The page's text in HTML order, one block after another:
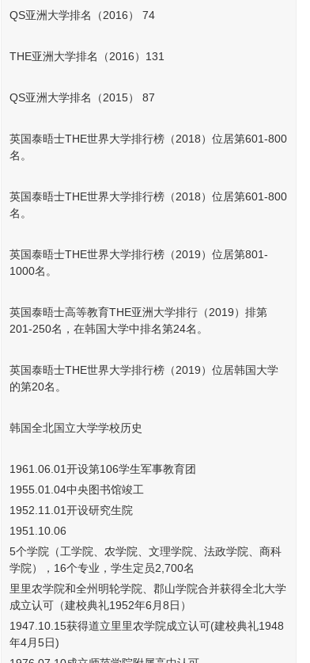
QS亚洲大学排名（2016） 74
THE亚洲大学排名（2016）131
QS亚洲大学排名（2015） 87
英国泰晤士THE世界大学排行榜（2018）位居第601-800
名。
英国泰晤士THE世界大学排行榜（2018）位居第601-800
名。
英国泰晤士THE世界大学排行榜（2019）位居第801-
1000名。
英国泰晤士高等教育THE亚洲大学排行（2019）排第
201-250名，在韩国大学中排名第24名。
英国泰晤士THE世界大学排行榜（2019）位居韩国大学
的第20名。
韩国全北国立大学学校历史
1961.06.01开设第106学生军事教育团
1955.01.04中央图书馆竣工
1952.11.01开设研究生院
1951.10.06
5个学院（工学院、农学院、文理学院、法政学院、商科
学院），16个专业，学生定员2,700名
里里农学院和全州明轮学院、郡山学院合并获得全北大学
成立认可（建校典礼1952年6月8日）
1947.10.15获得道立里里农学院成立认可(建校典礼1948
年4月5日)